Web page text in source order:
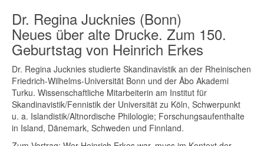
Dr. Regina Jucknies (Bonn)
Neues über alte Drucke. Zum 150.
Geburtstag von Heinrich Erkes
Dr. Regina Jucknies studierte Skandinavistik an der Rheinischen
Friedrich-Wilhelms-Universität Bonn und der Åbo Akademi
Turku. Wissenschaftliche Mitarbeiterin am Institut für
Skandinavistik/Fennistik der Universität zu Köln, Schwerpunkt
u. a. Islandistik/Altnordische Philologie; Forschungsaufenthalte
in Island, Dänemark, Schweden und Finnland.